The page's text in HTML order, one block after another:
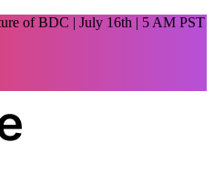
of BDC | July 16th | 5 AM PST